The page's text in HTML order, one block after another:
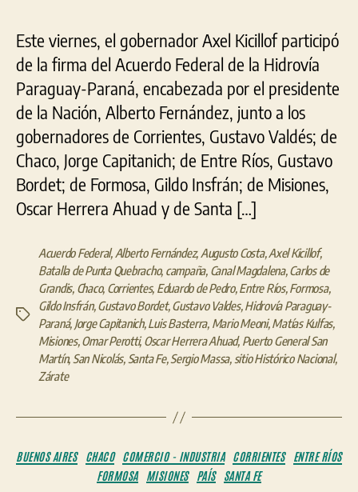
Este viernes, el gobernador Axel Kicillof participó
de la firma del Acuerdo Federal de la Hidrovía
Paraguay-Paraná, encabezada por el presidente
de la Nación, Alberto Fernández, junto a los
gobernadores de Corrientes, Gustavo Valdés; de
Chaco, Jorge Capitanich; de Entre Ríos, Gustavo
Bordet; de Formosa, Gildo Insfrán; de Misiones,
Oscar Herrera Ahuad y de Santa […]
Etiquetas
Acuerdo Federal, Alberto Fernández, Augusto Costa,Axel Kicillof,
Batalla de Punta Quebracho, campaña, Canal Magdalena,Carlos de
Grandis, Chaco, Corrientes, Eduardo de Pedro,Entre Ríos,Formosa,
Gildo Insfrán,Gustavo Bordet,Gustavo Valdes,Hidrovía Paraguay-
Paraná, Jorge Capitanich,Luis Basterra, Mario Meoni,Matías Kulfas,
Misiones,Omar Perotti, Oscar Herrera Ahuad, Puerto General San
Martín, San Nicolás, Santa Fe,Sergio Massa, sitio Histórico Nacional,
Zárate
Categorías
BUENOS AIRES CHACO COMERCIO - INDUSTRIA CORRIENTES
ENTRE RÍOS
FORMOSA
MISIONES PAÍS SANTA FE